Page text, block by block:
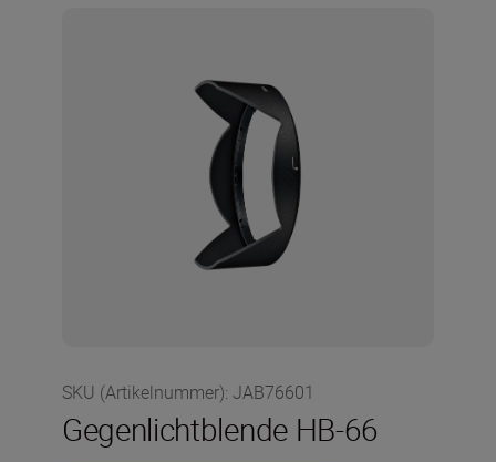
SKU (Artikelnummer): JAB76601
Gegenlichtblende HB-66